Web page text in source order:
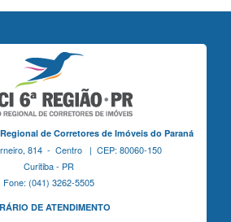
de Corretores de Imóveis do Paraná
814 - Centro | CEP: 80060-150
Curitiba - PR
Fone: (041) 3262-5505
DE ATENDIMENTO